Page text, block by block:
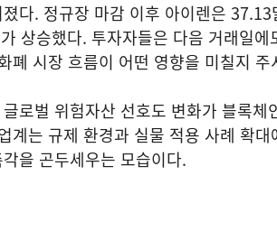
다. 정규장 마감 이후 아이렌은
상승했다. 투자자들은 다음 거래일에
폐 시장 흐름이 어떤 영향을 미칠지 주
로벌 위험자산 선호도 변화가 블록체
계는 규제 환경과 실물 적용 사례 확대
을 곤두세우는 모습이다.